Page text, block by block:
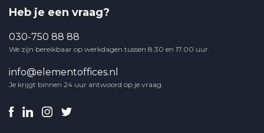
Heb je een vraag?
030-750 88 88
We zijn bereikbaar op werkdagen tussen 8.30 en 17.00 uur.
info@elementoffices.nl
Je krijgt binnen 24 uur antwoord op je vraag.